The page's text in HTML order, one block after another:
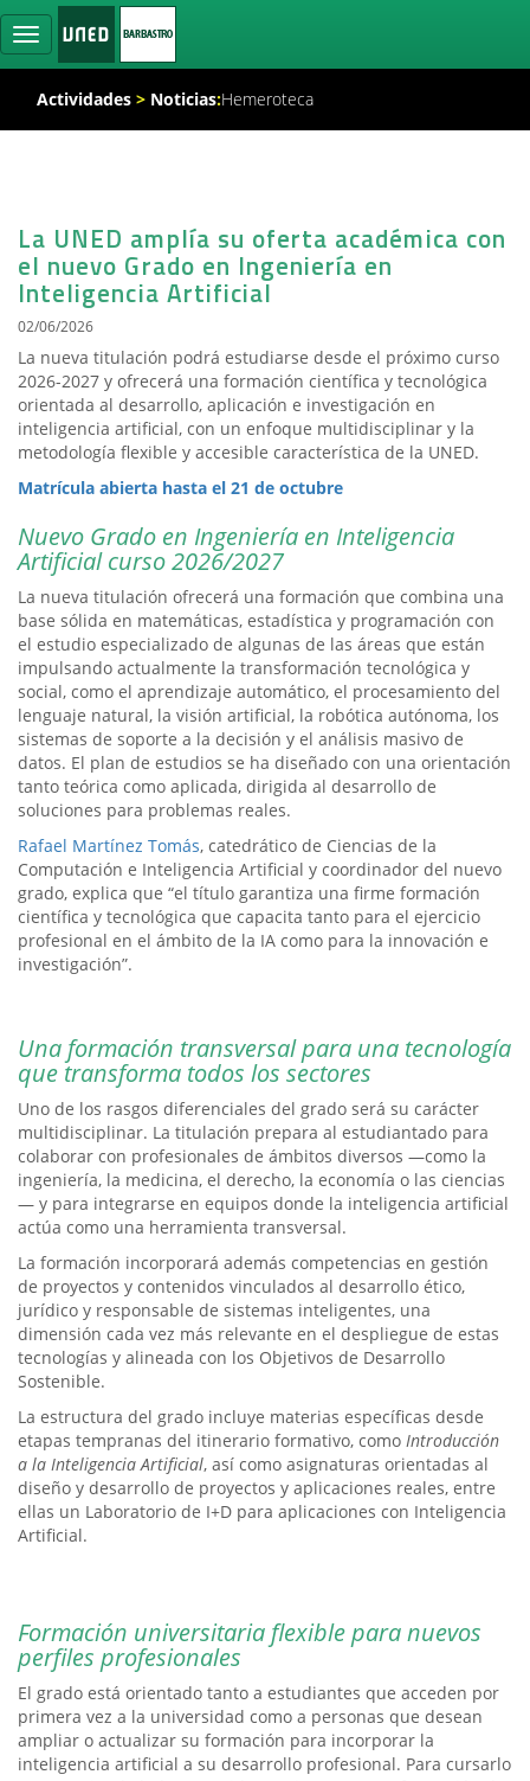
Ocultar
navegación
Actividades > Noticias:Hemeroteca
La UNED amplía su oferta académica con
el nuevo Grado en Ingeniería en
Inteligencia Artificial
02/06/2026
La nueva titulación podrá estudiarse desde el próximo curso
2026-2027 y ofrecerá una formación científica y tecnológica
orientada al desarrollo, aplicación e investigación en
inteligencia artificial, con un enfoque multidisciplinar y la
metodología flexible y accesible característica de la UNED.
Matrícula abierta hasta el 21 de octubre
Nuevo Grado en Ingeniería en Inteligencia
Artificial curso 2026/2027
La nueva titulación ofrecerá una formación que combina una
base sólida en matemáticas, estadística y programación con
el estudio especializado de algunas de las áreas que están
impulsando actualmente la transformación tecnológica y
social, como el aprendizaje automático, el procesamiento del
lenguaje natural, la visión artificial, la robótica autónoma, los
sistemas de soporte a la decisión y el análisis masivo de
datos. El plan de estudios se ha diseñado con una orientación
tanto teórica como aplicada, dirigida al desarrollo de
soluciones para problemas reales.
Rafael Martínez Tomás, catedrático de Ciencias de la
Computación e Inteligencia Artificial y coordinador del nuevo
grado, explica que “el título garantiza una firme formación
científica y tecnológica que capacita tanto para el ejercicio
profesional en el ámbito de la IA como para la innovación e
investigación”.
Una formación transversal para una tecnología
que transforma todos los sectores
Uno de los rasgos diferenciales del grado será su carácter
multidisciplinar. La titulación prepara al estudiantado para
colaborar con profesionales de ámbitos diversos —como la
ingeniería, la medicina, el derecho, la economía o las ciencias
— y para integrarse en equipos donde la inteligencia artificial
actúa como una herramienta transversal.
La formación incorporará además competencias en gestión
de proyectos y contenidos vinculados al desarrollo ético,
jurídico y responsable de sistemas inteligentes, una
dimensión cada vez más relevante en el despliegue de estas
tecnologías y alineada con los Objetivos de Desarrollo
Sostenible.
La estructura del grado incluye materias específicas desde
etapas tempranas del itinerario formativo, como Introducción
a la Inteligencia Artificial, así como asignaturas orientadas al
diseño y desarrollo de proyectos y aplicaciones reales, entre
ellas un Laboratorio de I+D para aplicaciones con Inteligencia
Artificial.
Formación universitaria flexible para nuevos
perfiles profesionales
El grado está orientado tanto a estudiantes que acceden por
primera vez a la universidad como a personas que desean
ampliar o actualizar su formación para incorporar la
inteligencia artificial a su desarrollo profesional. Para cursarlo